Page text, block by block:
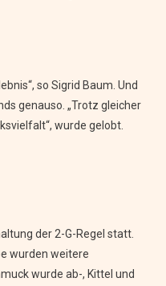
so Sigrid Baum. Und
genauso. „Trotz gleicher
wurde gelobt.
der 2-G-Regel statt.
wurden weitere
wurde ab-, Kittel und